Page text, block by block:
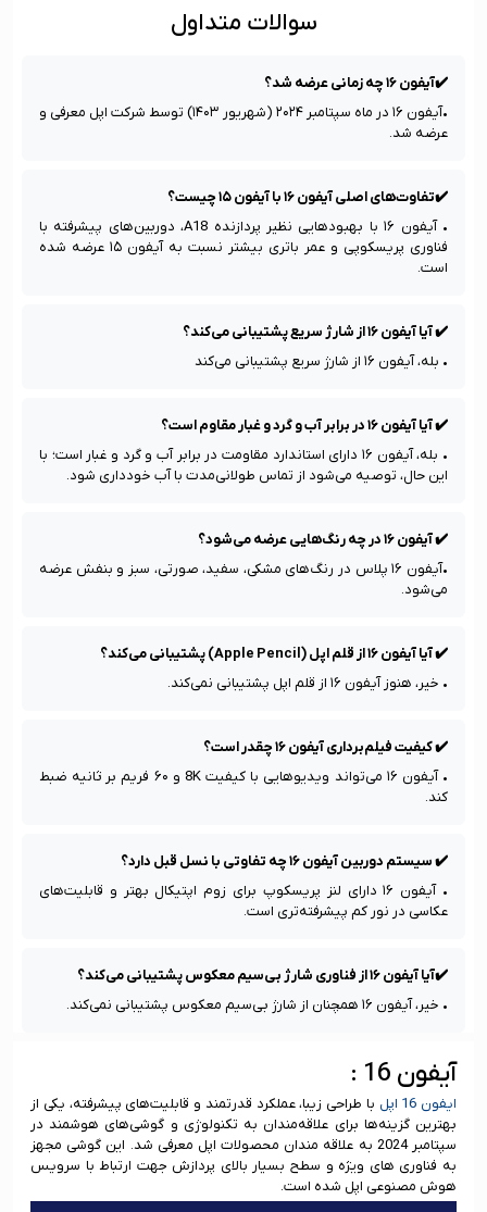
سوالات متداول
✔️آیفون ۱۶ چه زمانی عرضه شد؟
عرضه شد.
✔️تفاوت‌های اصلی آیفون ۱۶ با آیفون ۱۵ چیست؟
است.
✔️ آیا آیفون ۱۶ از شارژ سریع پشتیبانی می‌کند؟
• بله، آیفون ۱۶ از شارژ سریع پشتیبانی می‌کند
✔️ آیا آیفون ۱۶ در برابر آب و گرد و غبار مقاوم است؟
این حال، توصیه می‌شود از تماس طولانی‌مدت با آب خودداری شود.
✔️ آیفون ۱۶ در چه رنگ‌هایی عرضه می‌شود؟
می‌شود.
✔️ آیا آیفون ۱۶ از قلم اپل (Apple Pencil) پشتیبانی می‌کند؟
• خیر، هنوز آیفون ۱۶ از قلم اپل پشتیبانی نمی‌کند.
✔️ کیفیت فیلم‌برداری آیفون ۱۶ چقدر است؟
کند.
✔️ سیستم دوربین آیفون ۱۶ چه تفاوتی با نسل قبل دارد؟
عکاسی در نور کم پیشرفته‌تری است.
✔️آیا آیفون ۱۶ از فناوری شارژ بی‌سیم معکوس پشتیبانی می‌کند؟
• خیر، آیفون ۱۶ همچنان از شارژ بی‌سیم معکوس پشتیبانی نمی‌کند.
آیفون 16 :
ایفون 16 اپل
با طراحی زیبا، عملکرد قدرتمند و قابلیت‌های پیشرفته، یکی از
بهترین گزینه‌ها برای علاقه‌مندان به تکنولوژی و گوشی‌های هوشمند در
سپتامبر 2024 به علاقه مندان محصولات اپل معرفی شد. این گوشی مجهز
به فناوری های ویژه و سطح بسیار بالای پردازش جهت ارتباط با سرویس
هوش مصنوعی اپل شده است.